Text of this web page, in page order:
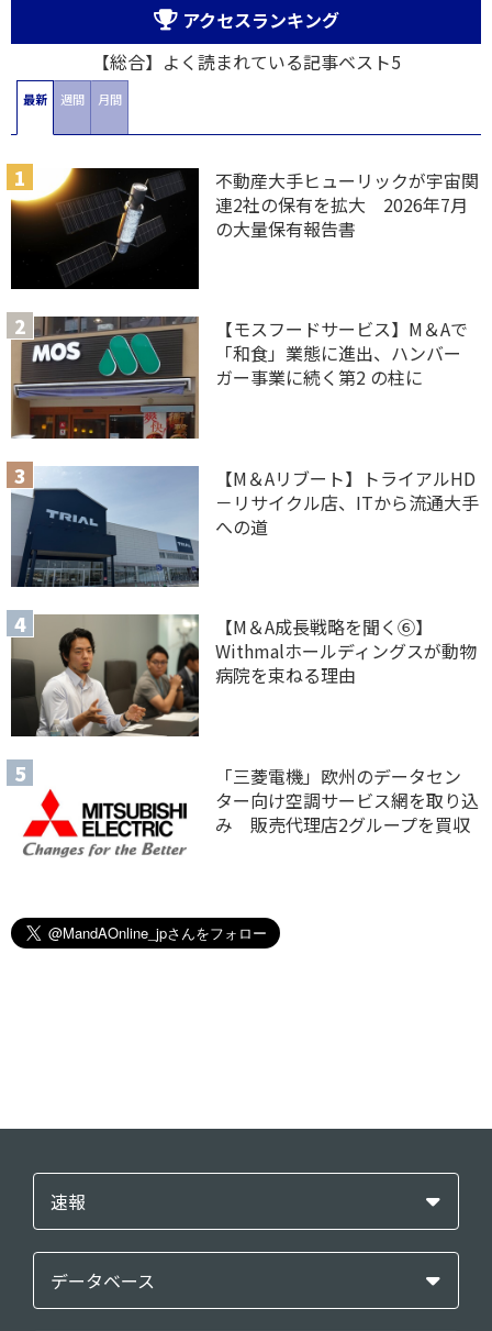
アクセスランキング
【総合】よく読まれている記事ベスト5
最新 週間 月間
不動産大手ヒューリックが宇宙関
連2社の保有を拡大 2026年7月
の大量保有報告書
【モスフードサービス】M＆Aで
「和食」業態に進出、ハンバー
ガー事業に続く第2 の柱に
【M＆Aリブート】トライアルHD
－リサイクル店、ITから流通大手
への道
【M＆A 成長戦略を聞く⑥】
Withmalホールディングスが動物
病院を束ねる理由
「三菱電機」欧州のデータセン
ター向け空調サービス網を取り込
み 販売代理店2グループを買収
速報
データベース